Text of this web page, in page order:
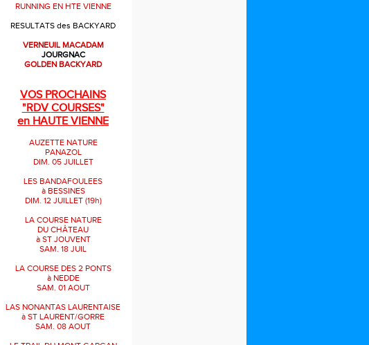
RUNNING EN HTE VIENNE
RESULTATS des BACKYARD
VERNEUIL MACADAM
JOURGNAC
GOLDEN BACKYARD
VOS PROCHAINS
"RDV COURSES"
en HAUTE VIENNE
AUZETTE NATURE
PANAZOL
DIM. 05 JUILLET
LES BANDAFOULEES
à BESSINES
DIM. 12 JUILLET (19h)
LA COURSE NATURE
DU CHÂTEAU
à ST JOUVENT
SAM. 18 JUIL
LA COURSE DES 2 PONTS
à NEDDE
SAM. 01 AOUT
LAS NONANTAS LAURENTAISE
à ST LAURENT/GORRE
SAM. 08 AOUT